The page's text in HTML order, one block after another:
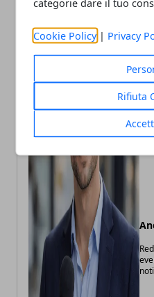
Cookie Policy | Privacy
Rifiuta